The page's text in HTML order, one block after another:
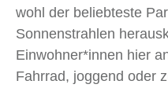
wohl der beliebteste
Sonnenstrahlen
Einwohner*innen hier
Fahrrad, joggend oder